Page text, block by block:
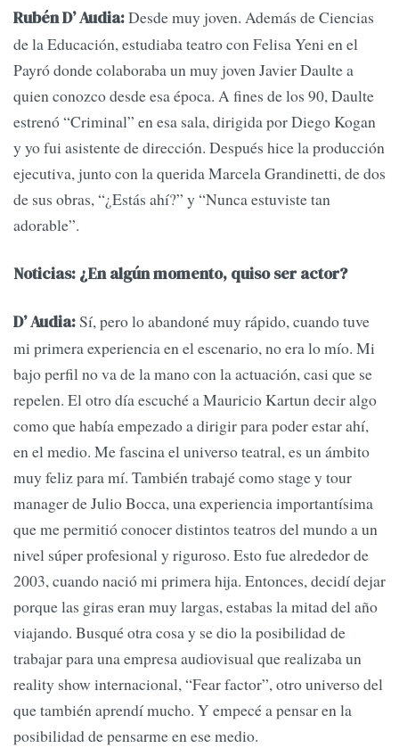
Rubén D’ Audia:Desde muy joven. Además de Ciencias
de la Educación, estudiaba teatro con Felisa Yeni en el
Payró donde colaboraba un muy joven Javier Daulte a
quien conozco desde esa época. A fines de los 90, Daulte
estrenó “Criminal” en esa sala, dirigida por Diego Kogan
y yo fui asistente de dirección. Después hice la producción
ejecutiva, junto con la querida Marcela Grandinetti, de dos
de sus obras, “¿Estás ahí?” y “Nunca estuviste tan
adorable”.
Noticias: ¿En algún momento, quiso ser actor?
D’ Audia:Sí, pero lo abandoné muy rápido, cuando tuve
mi primera experiencia en el escenario, no era lo mío. Mi
bajo perfil no va de la mano con la actuación, casi que se
repelen. El otro día escuché a Mauricio Kartun decir algo
como que había empezado a dirigir para poder estar ahí,
en el medio. Me fascina el universo teatral, es un ámbito
muy feliz para mí. También trabajé como stage y tour
manager de Julio Bocca, una experiencia importantísima
que me permitió conocer distintos teatros del mundo a un
nivel súper profesional y riguroso. Esto fue alrededor de
2003, cuando nació mi primera hija. Entonces, decidí dejar
porque las giras eran muy largas, estabas la mitad del año
viajando. Busqué otra cosa y se dio la posibilidad de
trabajar para una empresa audiovisual que realizaba un
reality show internacional, “Fear factor”, otro universo del
que también aprendí mucho. Y empecé a pensar en la
posibilidad de pensarme en ese medio.